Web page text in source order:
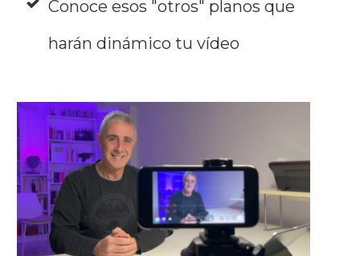
Conoce esos "otros" planos que
harán dinámico tu vídeo